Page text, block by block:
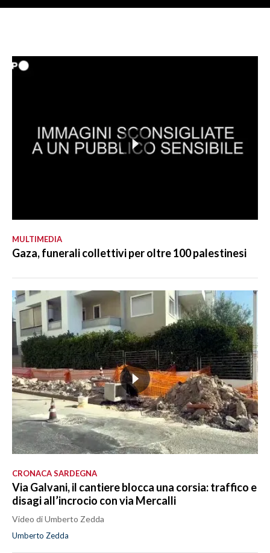
MULTIMEDIA
Gaza, funerali collettivi per oltre 100 palestinesi
CRONACA SARDEGNA
Via Galvani, il cantiere blocca una corsia: traffico e
disagi all’incrocio con via Mercalli
Video di Umberto Zedda
Umberto Zedda